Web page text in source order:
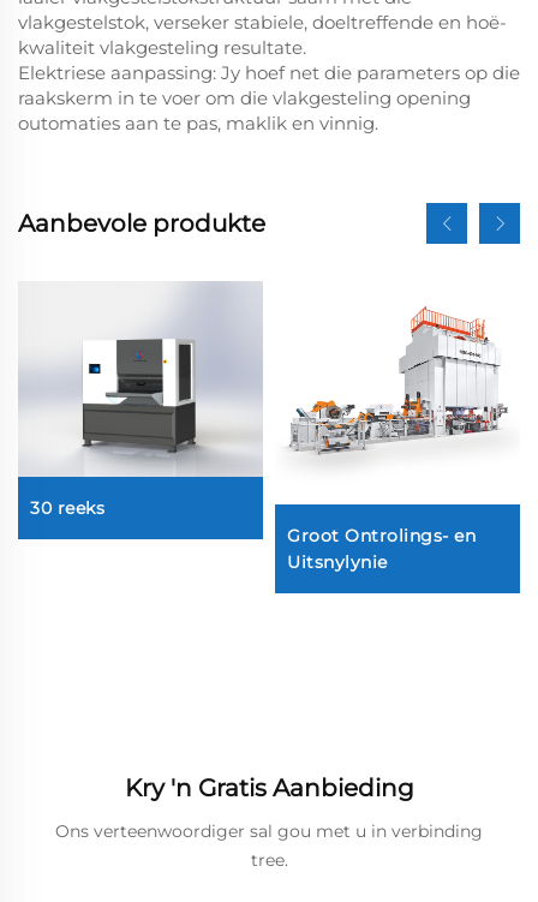
vlakgestelstok, verseker stabiele, doeltreffende en hoë-
kwaliteit vlakgesteling resultate.
Elektriese aanpassing: Jy hoef net die parameters op die
raakskerm in te voer om die vlakgesteling opening
outomaties aan te pas, maklik en vinnig.
Aanbevole produkte
30 reeks
Groot Ontrolings- en
Uitsnylynie
Kry 'n Gratis Aanbieding
Ons verteenwoordiger sal gou met u in verbinding
tree.